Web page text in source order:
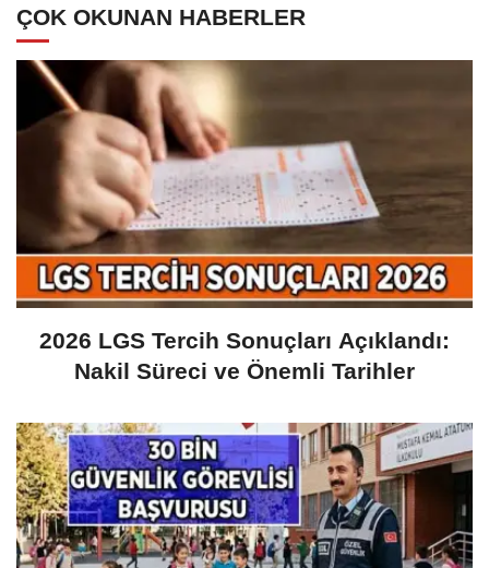
ÇOK OKUNAN HABERLER
2026 LGS Tercih Sonuçları Açıklandı:
Nakil Süreci ve Önemli Tarihler